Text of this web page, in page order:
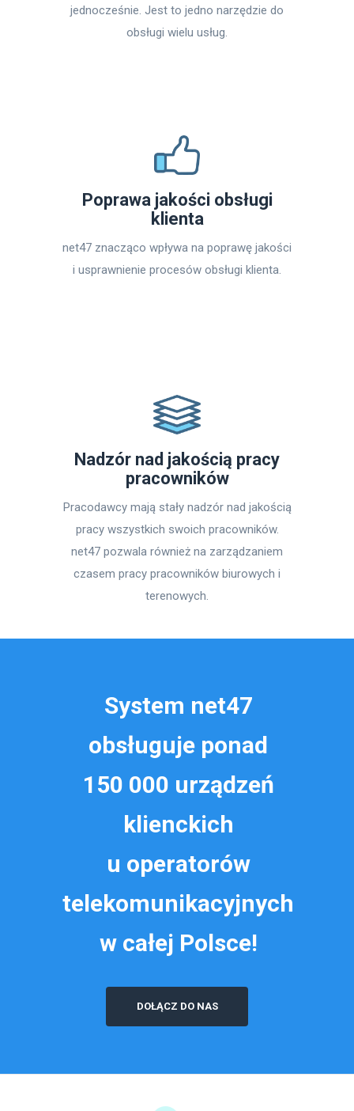
jednocześnie. Jest to jedno narzędzie do
obsługi wielu usług.
Poprawa jakości obsługi
klienta
net47 znacząco wpływa na poprawę jakości
i usprawnienie procesów obsługi klienta.
Nadzór nad jakością pracy
pracowników
Pracodawcy mają stały nadzór nad jakością
pracy wszystkich swoich pracowników.
net47 pozwala również na zarządzaniem
czasem pracy pracowników biurowych i
terenowych.
System net47
obsługuje ponad
150 000 urządzeń
klienckich
u operatorów
telekomunikacyjnych
w całej Polsce!
DOŁĄCZ DO NAS